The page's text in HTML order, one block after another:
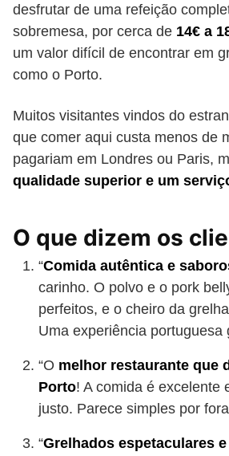
desfrutar de uma refeição
sobremesa, por cerca de 14€ a
um valor difícil de encontrar em
como o Porto.
Muitos visitantes vindos do
que comer aqui custa menos de
pagariam em Londres ou Paris,
qualidade superior e um
O que dizem os
“Comida autêntica e
carinho. O polvo e o pork
perfeitos, e o cheiro da
Uma experiência portuguesa
“O melhor restaurante que
Porto! A comida é excelente
justo. Parece simples por
“Grelhados espetaculares